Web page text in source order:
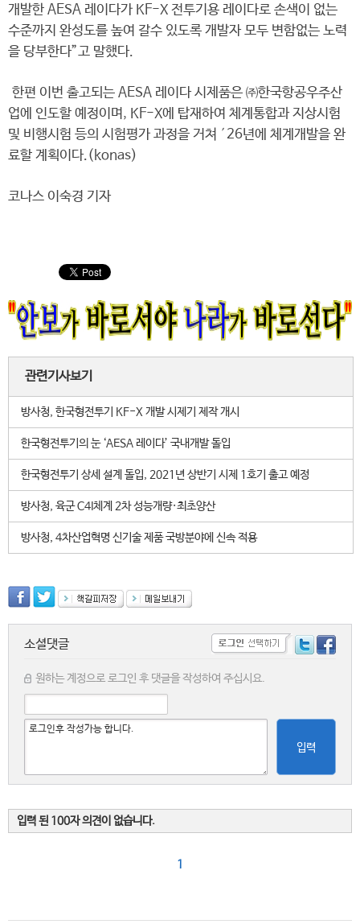
개발한 AESA 레이다가 KF-X 전투기용 레이다로 손색이 없는
수준까지 완성도를 높여 갈수 있도록 개발자 모두 변함없는 노력
을 당부한다”고 말했다.
한편 이번 출고되는 AESA 레이다 시제품은 ㈜한국항공우주산
업에 인도할 예정이며, KF-X에 탑재하여 체계통합과 지상시험
및 비행시험 등의 시험평가 과정을 거쳐 ′26년에 체계개발을 완
료할 계획이다.(konas)
코나스 이숙경 기자
관련기사보기
방사청, 한국형전투기 KF-X 개발 시제기 제작 개시
한국형전투기의 눈 ‘AESA 레이다’ 국내개발 돌입
한국형전투기 상세 설계 돌입, 2021년 상반기 시제 1호기 출고 예정
방사청, 육군 C4I체계 2차 성능개량·최초양산
방사청, 4차산업혁명 신기술 제품 국방분야에 신속 적용
소셜댓글
원하는 계정으로 로그인 후 댓글을 작성하여 주십시요.
입력
입력 된 100자 의견이 없습니다.
1